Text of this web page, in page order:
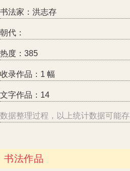
书法家：洪志存
朝代：
热度：385
收录作品：1 幅
文字作品：14
数据整理过程，以上统计数据可能
书法作品